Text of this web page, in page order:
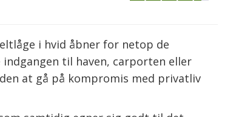
i hvid åbner for netop de
til haven, carporten eller
at gå på kompromis med privatliv